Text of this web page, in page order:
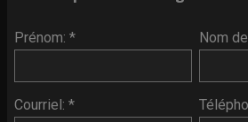
Prénom: * Nom
Courriel: *